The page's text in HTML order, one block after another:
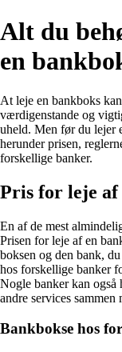
Alt du
en
At leje en bankboks
værdigenstande og
uheld. Men før du lejer
herunder prisen,
forskellige banker.
Pris for leje af
En af de mest
Prisen for leje af en
boksen og den bank,
hos forskellige banker
Nogle banker kan også
andre services
Bankbokse hos